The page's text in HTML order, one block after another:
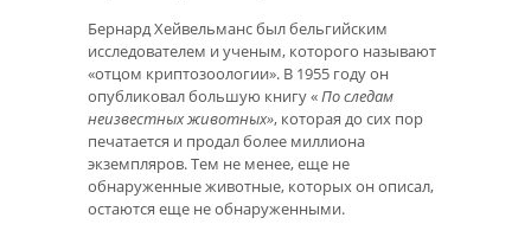
Бернард Хейвельманс был бельгийским
исследователем и ученым, которого называют
«отцом криптозоологии». В 1955 году он
опубликовал большую книгу «По следам
неизвестных животных», которая до сих пор
печатается и продал более миллиона
экземпляров. Тем не менее, еще не
обнаруженные животные, которых он описал,
остаются еще не обнаруженными.